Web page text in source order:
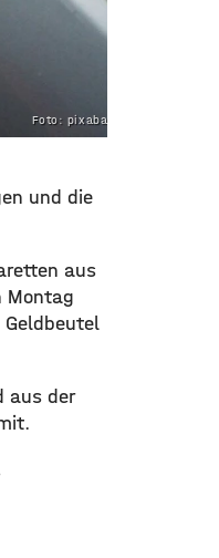
Foto: pixabay.com
und die
aus
Montag
aus der